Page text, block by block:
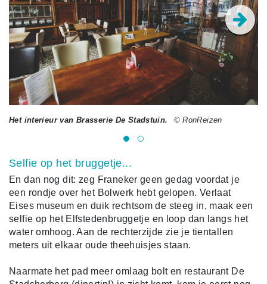
Het interieur van Brasserie De Stadstuin. © RonReizen
Selfie op het bruggetje...
En dan nog dit: zeg Franeker geen gedag voordat je
een rondje over het Bolwerk hebt gelopen. Verlaat
Eises museum en duik rechtsom de steeg in, maak een
selfie op het Elfstedenbruggetje en loop dan langs het
water omhoog. Aan de rechterzijde zie je tientallen
meters uit elkaar oude theehuisjes staan.
Naarmate het pad meer omlaag bolt en restaurant De